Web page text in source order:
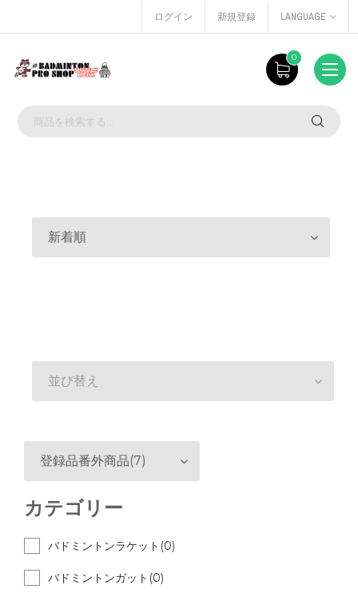
ログイン 新規登録 LANGUAGE
0
新着順
並び替え
登録品番外商品(7)
カテゴリー
バドミントンラケット(0)
バドミントンガット(0)